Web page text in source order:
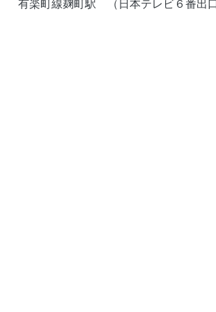
線麹町駅 （日本テレビ６番出口